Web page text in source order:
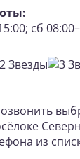
сб
из